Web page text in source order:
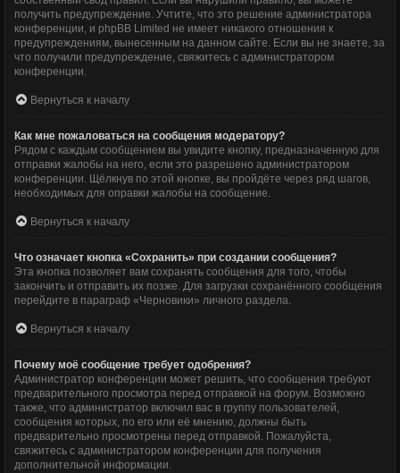
получить предупреждение. Учтите, что это решение администратора
конференции, и phpBB Limited не имеет никакого отношения к
предупреждениям, вынесенным на данном сайте. Если вы не знаете, за
что получили предупреждение, свяжитесь с администратором
конференции.
Вернуться к началу
Как мне пожаловаться на сообщения модератору?
Рядом с каждым сообщением вы увидите кнопку, предназначенную для
отправки жалобы на него, если это разрешено администратором
конференции. Щёлкнув по этой кнопке, вы пройдёте через ряд шагов,
необходимых для оправки жалобы на сообщение.
Вернуться к началу
Что означает кнопка «Сохранить» при создании сообщения?
Эта кнопка позволяет вам сохранять сообщения для того, чтобы
закончить и отправить их позже. Для загрузки сохранённого сообщения
перейдите в параграф «Черновики» личного раздела.
Вернуться к началу
Почему моё сообщение требует одобрения?
Администратор конференции может решить, что сообщения требуют
предварительного просмотра перед отправкой на форум. Возможно
также, что администратор включил вас в группу пользователей,
сообщения которых, по его или её мнению, должны быть
предварительно просмотрены перед отправкой. Пожалуйста,
свяжитесь с администратором конференции для получения
дополнительной информации.